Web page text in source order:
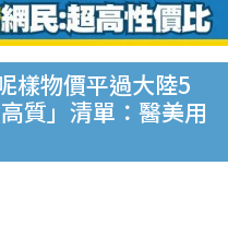
樣物價平過大陸5
質」清單：醫美用